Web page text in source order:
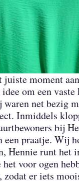
juiste moment
om een
net bezig
Inmiddels
bij
een praatje. Wij
Hennie runt het
het voor ogen
er iets